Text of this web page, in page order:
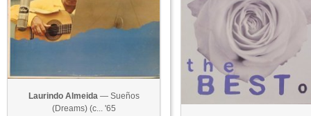
Laurindo Almeida— Sueños
(Dreams) (с... '65